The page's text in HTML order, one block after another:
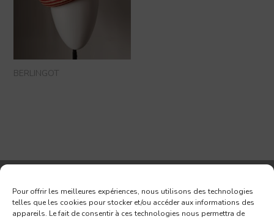
Pour offrir les meilleures expériences, nous utilisons des technologies
telles que les cookies pour stocker et/ou accéder aux informations des
appareils. Le fait de consentir à ces technologies nous permettra de
BERLINGOT
Abonnez-vous à notre Newsletter